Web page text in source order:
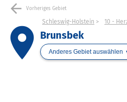
arrow_back Vorheriges Gebiet
place
Schleswig-Holstein 10 -
Brunsbek
Anderes Gebiet auswählen